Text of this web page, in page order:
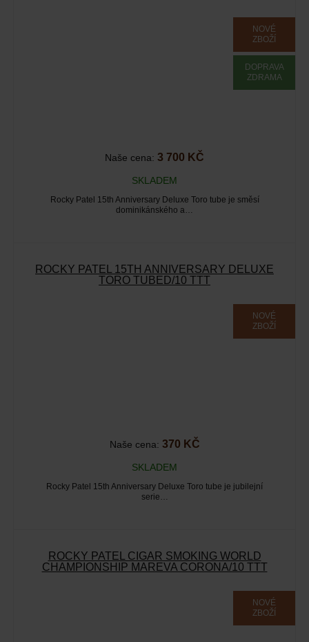
NOVÉ
ZBOŽÍ
DOPRAVA
ZDRAMA
Naše cena: 3 700 KČ
SKLADEM
Rocky Patel 15th Anniversary Deluxe Toro tube je směsí
dominikánského a…
ROCKY PATEL 15TH ANNIVERSARY DELUXE
TORO TUBED/10 TTT
NOVÉ
ZBOŽÍ
Naše cena: 370 KČ
SKLADEM
Rocky Patel 15th Anniversary Deluxe Toro tube je jubilejní
serie…
ROCKY PATEL CIGAR SMOKING WORLD
CHAMPIONSHIP MAREVA CORONA/10 TTT
NOVÉ
ZBOŽÍ